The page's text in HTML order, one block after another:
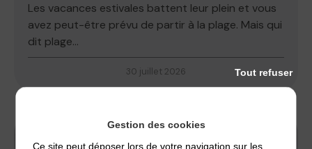
Les vacances estivales battent leur plein et vous
avez peut-être prévu de partir à la plage. Mais qui
dit plage...
30 juillet 2026
Gestion des cookies
Ce site peut déposer lors de votre navigation sur les
Tout refuser